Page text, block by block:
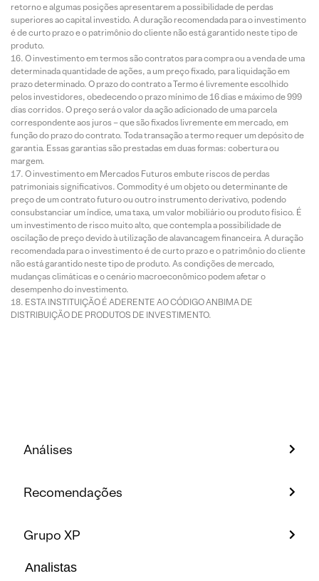
retorno e algumas posições apresentarem a possibilidade de perdas
superiores ao capital investido. A duração recomendada para o investimento
é de curto prazo e o patrimônio do cliente não está garantido neste tipo de
produto.
O investimento em termos são contratos para compra ou a venda de uma
determinada quantidade de ações, a um preço fixado, para liquidação em
prazo determinado. O prazo do contrato a Termo é livremente escolhido
pelos investidores, obedecendo o prazo mínimo de 16 dias e máximo de 999
dias corridos. O preço será o valor da ação adicionado de uma parcela
correspondente aos juros – que são fixados livremente em mercado, em
função do prazo do contrato. Toda transação a termo requer um depósito de
garantia. Essas garantias são prestadas em duas formas: cobertura ou
margem.
O investimento em Mercados Futuros embute riscos de perdas
patrimoniais significativos. Commodity é um objeto ou determinante de
preço de um contrato futuro ou outro instrumento derivativo, podendo
consubstanciar um índice, uma taxa, um valor mobiliário ou produto físico. É
um investimento de risco muito alto, que contempla a possibilidade de
oscilação de preço devido à utilização de alavancagem financeira. A duração
recomendada para o investimento é de curto prazo e o patrimônio do cliente
não está garantido neste tipo de produto. As condições de mercado,
mudanças climáticas e o cenário macroeconômico podem afetar o
desempenho do investimento.
ESTA INSTITUIÇÃO É ADERENTE AO CÓDIGO ANBIMA DE
DISTRIBUIÇÃO DE PRODUTOS DE INVESTIMENTO.
Análises
Recomendações
Grupo XP
Analistas